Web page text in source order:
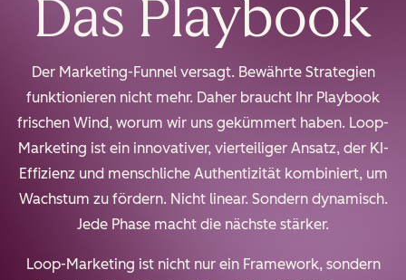
Das Playbook
Der Marketing-Funnel versagt. Bewährte Strategien
funktionieren nicht mehr. Daher braucht Ihr Playbook
frischen Wind, worum wir uns gekümmert haben. Loop-
Marketing ist ein innovativer, vierteiliger Ansatz, der KI-
Effizienz und menschliche Authentizität kombiniert, um
Wachstum zu fördern. Nicht linear. Sondern dynamisch.
Jede Phase macht die nächste stärker.
Loop-Marketing ist nicht nur ein Framework, sondern